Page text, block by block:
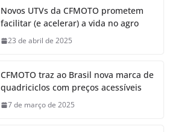
Novos UTVs da CFMOTO prometem
facilitar (e acelerar) a vida no agro
23 de abril de 2025
CFMOTO traz ao Brasil nova marca de
quadriciclos com preços acessíveis
7 de março de 2025